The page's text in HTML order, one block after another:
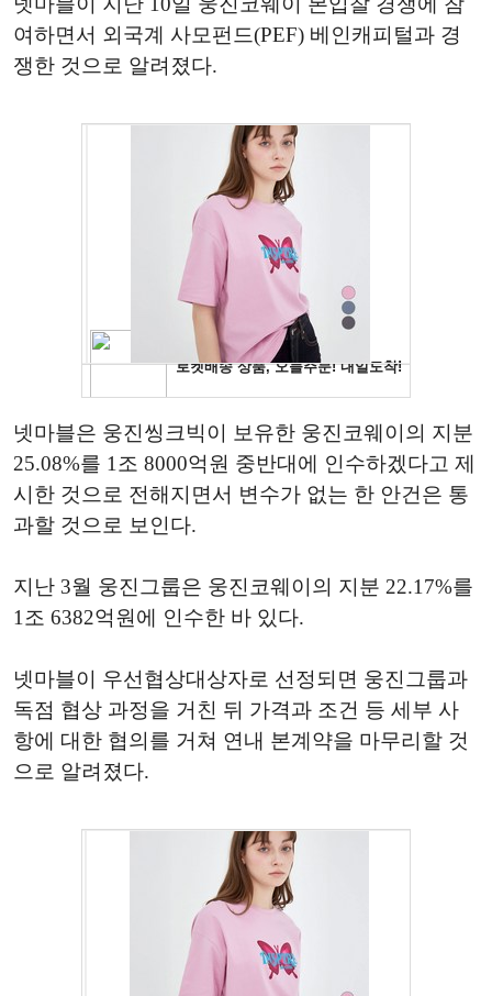
여하면서 외국계 사모펀드(PEF) 베인캐피털과 경
쟁한 것으로 알려졌다.
넷마블은 웅진씽크빅이 보유한 웅진코웨이의 지분
25.08%를 1조 8000억원 중반대에 인수하겠다고 제
시한 것으로 전해지면서 변수가 없는 한 안건은 통
과할 것으로 보인다.
지난 3월 웅진그룹은 웅진코웨이의 지분 22.17%를
1조 6382억원에 인수한 바 있다.
넷마블이 우선협상대상자로 선정되면 웅진그룹과
독점 협상 과정을 거친 뒤 가격과 조건 등 세부 사
항에 대한 협의를 거쳐 연내 본계약을 마무리할 것
으로 알려졌다.